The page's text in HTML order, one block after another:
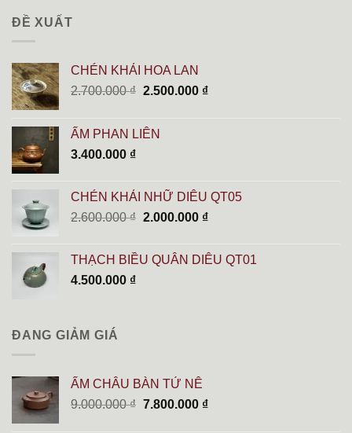
ĐỀ XUẤT
CHÉN KHẢI HOA LAN
2.700.000₫ Giá
2.700.000 ₫.
2.500.000 ₫Giá
ẤM PHAN LIÊN
3.400.000 ₫
CHÉN KHẢI NHỮ DIÊU QT05
2.600.000₫ Giá
2.600.000 ₫.
2.000.000 ₫Giá
tại
là:
THẠCH BIỀU QUÂN DIÊU QT01
4.500.000 ₫
ĐANG GIẢM GIÁ
ẤM CHÂU BÀN TỬ NÊ
9.000.000₫ Giá
7.800.000 ₫Giá